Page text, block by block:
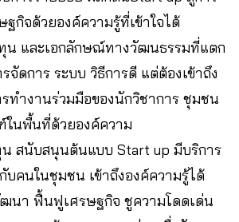
ฐกิจด้วยองค์ความรู้ที่เข้าใจได้
ทุน และเอกลักษณ์ทางวัฒนธรรมที่แตก
จัดการ ระบบ วิธีการดี แต่ต้องเข้าถึง
ทำงานร่วมมือของนักวิชาการ ชุมชน
นพื้นที่ด้วยองค์ความ
น สนับสนุนต้นแบบ Start up มีบริการ
บคนในชุมชน เข้าถึงองค์ความรู้ได้
ฒนา ฟื้นฟูเศรษฐกิจ ชูความโดดเด่น